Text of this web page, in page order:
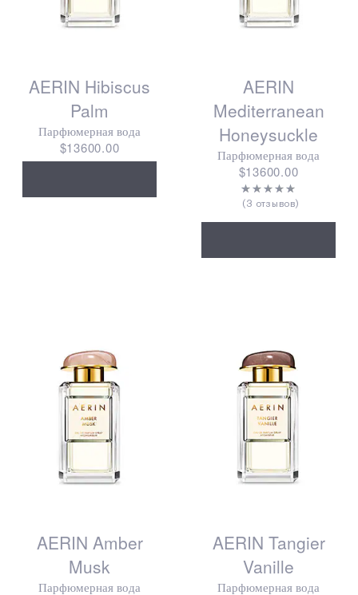
AERIN Hibiscus
Palm
Парфюмерная вода
$13600.00
AERIN
Mediterranean
Honeysuckle
Парфюмерная вода
$13600.00
3 отзывов
AERIN Amber
Musk
Парфюмерная вода
AERIN Tangier
Vanille
Парфюмерная вода